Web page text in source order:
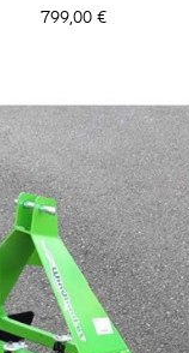
Precio
799,00 €